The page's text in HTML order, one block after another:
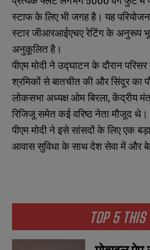
TOP 5
स्टाफ के लिए भी जगह है। यह
स्टार जीआरआईएचए रेटिंग के अनुरूप
अनुकूलित है।
पीएम मोदी ने उद्घाटन के दौरान
श्रमिकों से बातचीत की और सिंदूर का
लोकसभा अध्यक्ष ओम बिरला, केंद्रीय
रिजिजू समेत कई वरिष्ठ नेता मौजूद थे।
पीएम मोदी ने इसे सांसदों के लिए एक
आवास सुविधा के साथ देश सेवा में और